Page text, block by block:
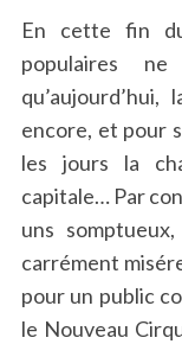
En cette fin
populaires
encore, et pour
les jours la
capitale… Par
uns
carrément
pour un public
le Nouveau